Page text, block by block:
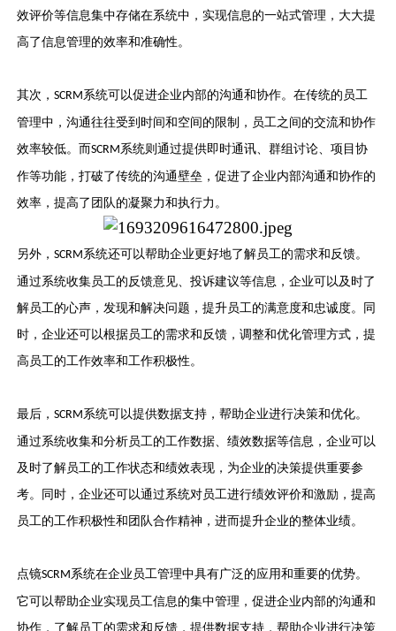
效评价等信息集中存储在系统中，实现信息的一站式管理，大大提
高了信息管理的效率和准确性。
其次，SCRM系统可以促进企业内部的沟通和协作。在传统的员工
管理中，沟通往往受到时间和空间的限制，员工之间的交流和协作
效率较低。而SCRM系统则通过提供即时通讯、群组讨论、项目协
作等功能，打破了传统的沟通壁垒，促进了企业内部沟通和协作的
效率，提高了团队的凝聚力和执行力。
另外，SCRM系统还可以帮助企业更好地了解员工的需求和反馈。
通过系统收集员工的反馈意见、投诉建议等信息，企业可以及时了
解员工的心声，发现和解决问题，提升员工的满意度和忠诚度。同
时，企业还可以根据员工的需求和反馈，调整和优化管理方式，提
高员工的工作效率和工作积极性。
最后，SCRM系统可以提供数据支持，帮助企业进行决策和优化。
通过系统收集和分析员工的工作数据、绩效数据等信息，企业可以
及时了解员工的工作状态和绩效表现，为企业的决策提供重要参
考。同时，企业还可以通过系统对员工进行绩效评价和激励，提高
员工的工作积极性和团队合作精神，进而提升企业的整体业绩。
点镜SCRM系统在企业员工管理中具有广泛的应用和重要的优势。
它可以帮助企业实现员工信息的集中管理，促进企业内部的沟通和
协作，了解员工的需求和反馈，提供数据支持，帮助企业进行决策